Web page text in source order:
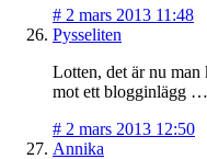
# 2 mars 2013 11:48
Pysseliten
Lotten, det är nu
mot ett blogginlägg …
# 2 mars 2013 12:50
Annika